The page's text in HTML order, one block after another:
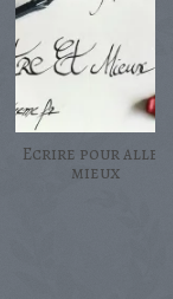
Ecrire pour aller
mieux